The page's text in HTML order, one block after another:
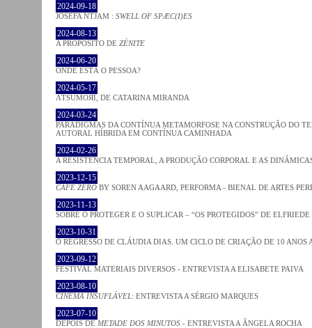
2024-09-18
JOSÈFA NTJAM : SWELL OF SPÆC(I)ES
2024-08-13
A PROPÓSITO DE ZÉNITE
2024-06-20
ONDE ESTÁ O PESSOA?
2024-05-17
ΛƬSUMOЯI, DE CATARINA MIRANDA
2024-03-24
PARADIGMAS DA CONTÍNUA METAMORFOSE NA CONSTRUÇÃO DO
AUTORAL HÍBRIDA EM CONTÍNUA CAMINHADA
2024-02-26
A RESISTÊNCIA TEMPORAL, A PRODUÇÃO CORPORAL E AS
2023-12-15
CAFE ZERO BY SOREN AAGAARD, PERFORMA - BIENAL DE ARTES
2023-11-13
SOBRE O PROTEGER E O SUPLICAR – “OS PROTEGIDOS” DE
2023-10-31
O REGRESSO DE CLÁUDIA DIAS. UM CICLO DE CRIAÇÃO DE 10
2023-09-12
FESTIVAL MATERIAIS DIVERSOS - ENTREVISTA A ELISABETE PAIVA
2023-08-10
CINEMA INSUFLÁVEL: ENTREVISTA A SÉRGIO MARQUES
2023-07-10
DEPOIS DE METADE DOS MINUTOS - ENTREVISTA A ÂNGELA ROCHA